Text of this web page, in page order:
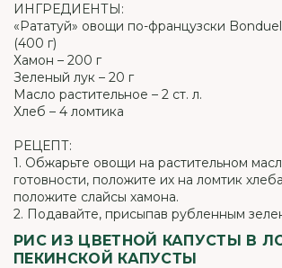
ИНГРЕДИЕНТЫ:
«Рататуй» овощи по-французски
(400 г)
Хамон – 200 г
Зеленый лук – 20 г
Масло растительное – 2 ст. л.
Хлеб – 4 ломтика
РЕЦЕПТ:
1. Обжарьте овощи на растительном
готовности, положите их на ломтик
положите слайсы хамона.
2. Подавайте, присыпав рубленным
РИС ИЗ ЦВЕТНОЙ КАПУСТЫ В
ПЕКИНСКОЙ КАПУСТЫ